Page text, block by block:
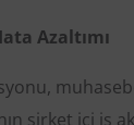
Azaltımı
şirket içi iş